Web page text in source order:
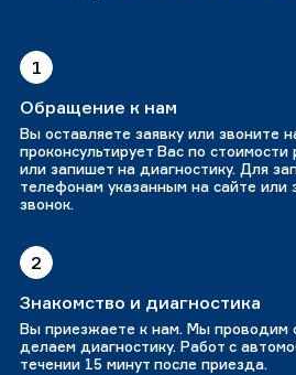
1
Обращение к нам
Вы оставляете заявку или звоните
проконсультирует Вас по стоимости
или запишет на диагностику. Для
телефонам указанным на сайте или
звонок.
2
Знакомство и диагностика
Вы приезжаете к нам. Мы проводим
делаем диагностику. Работ с
течении 15 минут после приезда.